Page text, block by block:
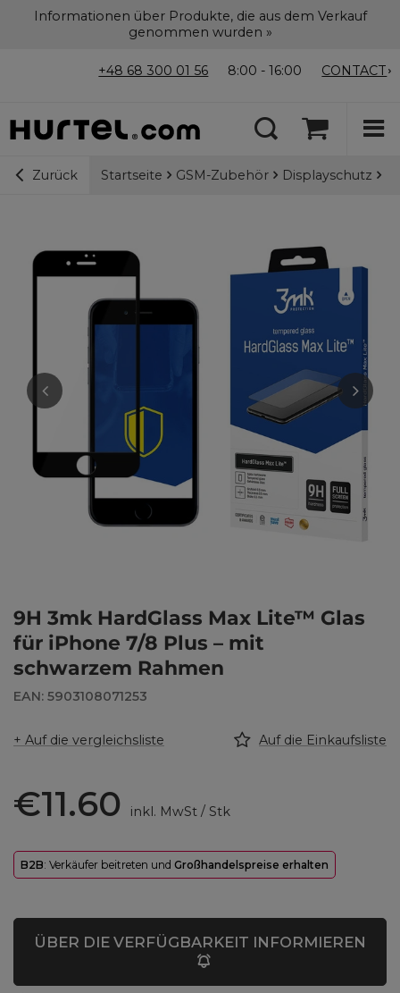
Informationen über Produkte, die aus dem Verkauf
genommen wurden »
+48 68 300 01 56 8:00 - 16:00 CONTACT
Zurück Startseite GSM-Zubehör Displayschutz
9H 3mk HardGlass Max Lite™ Glas
für iPhone 7/8 Plus – mit
schwarzem Rahmen
EAN: 5903108071253
+ Auf die vergleichsliste Auf die Einkaufsliste
€11.60 inkl. MwSt/ Stk
B2B: Verkäufer beitreten und Großhandelspreise erhalten
ÜBER DIE VERFÜGBARKEIT INFORMIEREN